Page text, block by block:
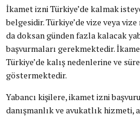
İkamet izni Türkiye’de kalmak
belgesidir. Türkiye’de vize veya
da doksan günden fazla kalacak
başvurmaları gerekmektedir.
Türkiye’de kalış nedenlerine ve
göstermektedir.
Yabancı kişilere, ikamet izni
danışmanlık ve avukatlık hizmeti,